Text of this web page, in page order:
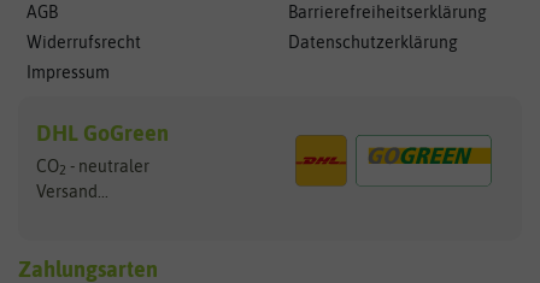
AGB
Widerrufsrecht
Impressum
Barrierefreiheitserklärung
Datenschutzerklärung
DHL GoGreen
CO2 - neutraler
Versand...
Zahlungsarten